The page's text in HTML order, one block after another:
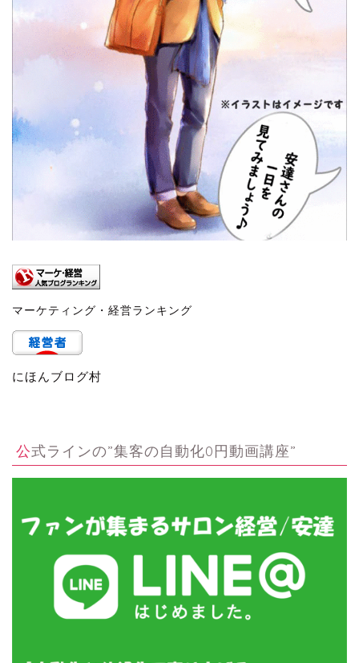
マーケティング・経営ランキング
にほんブログ村
公式ラインの”集客の自動化0円動画講座”